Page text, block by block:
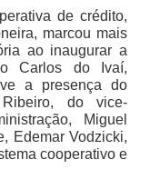
de crédito,
marcou mais
ao inaugurar a
Carlos do Ivaí,
a presença do
do vice-
Miguel
Edemar Vodzicki,
cooperativo e